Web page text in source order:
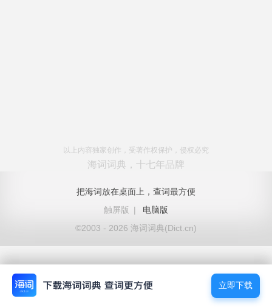
以上内容独家创作，受著作权保护，侵权必究
海词词典，十七年品牌
把海词放在桌面上，查词最方便
触屏版
|
电脑版
©2003 - 2026 海词词典(Dict.cn)
立即下载
立即下载